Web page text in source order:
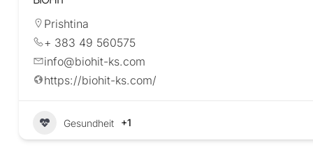
Prishtina
+ 383 49 560575
info@biohit-ks.com
https://biohit-ks.com/
Gesundheit +1